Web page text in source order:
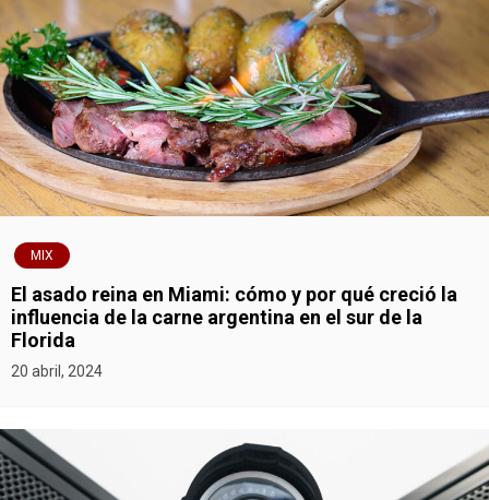
s
MIX
El asado reina en Miami: cómo y por qué creció la
influencia de la carne argentina en el sur de la
Florida
20 abril, 2024